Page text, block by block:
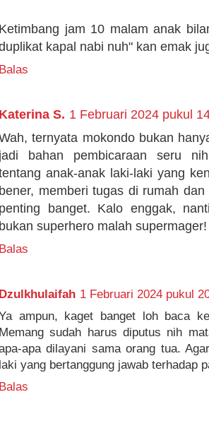
Ketimbang jam 10 malam anak
kapal nabi nuh" kan emak
Balas
Katerina S. 1 Februari 2024 pukul
ternyata mokondo bukan
jadi bahan pembicaraan seru
anak-anak laki-laki yang
bener, memberi tugas di rumah
penting banget. Kalo enggak,
bukan superhero malah supermager!
Balas
Dzulkhulaifah 1 Februari 2024 pukul
ampun, kaget banget loh baca
Memang sudah harus diputus nih
apa dilayani sama orang tua.
laki yang bertanggung jawab terhadap
Balas